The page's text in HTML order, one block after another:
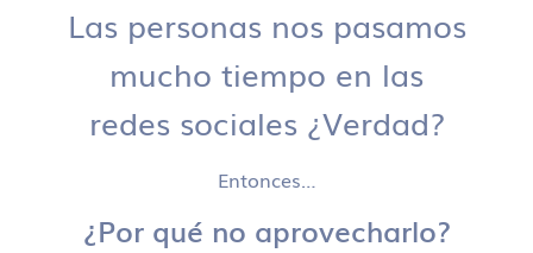
Las personas nos pasamos
mucho tiempo en las
redes sociales ¿Verdad?
Entonces…
¿Por qué no aprovecharlo?